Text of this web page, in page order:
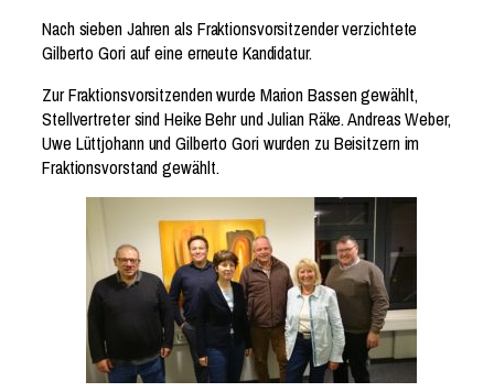
Nach sieben Jahren als Fraktionsvorsitzender verzichtete
Gilberto Gori auf eine erneute Kandidatur.
Zur Fraktionsvorsitzenden wurde Marion Bassen gewählt,
Stellvertreter sind Heike Behr und Julian Räke. Andreas Weber,
Uwe Lüttjohann und Gilberto Gori wurden zu Beisitzern im
Fraktionsvorstand gewählt.